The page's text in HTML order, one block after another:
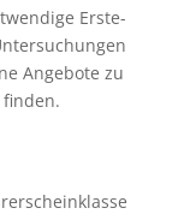
Erste-
Angebote zu